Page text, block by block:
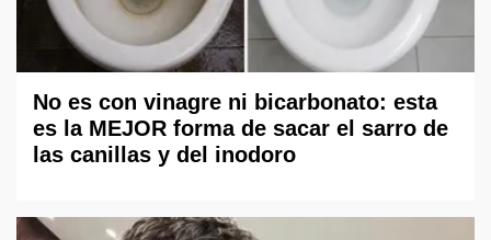
No es con vinagre ni bicarbonato: esta
es la MEJOR forma de sacar el sarro de
las canillas y del inodoro